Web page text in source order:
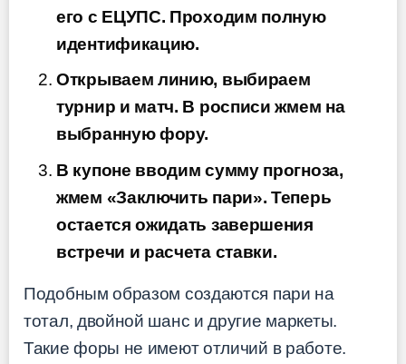
его с ЕЦУПС. Проходим полную
идентификацию.
Открываем линию, выбираем
турнир и матч. В росписи жмем на
выбранную фору.
В купоне вводим сумму прогноза,
жмем «Заключить пари». Теперь
остается ожидать завершения
встречи и расчета ставки.
Подобным образом создаются пари на
тотал, двойной шанс и другие маркеты.
Такие форы не имеют отличий в работе.